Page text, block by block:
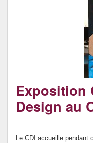
Exposition
Design au
Le CDI accueille pendant